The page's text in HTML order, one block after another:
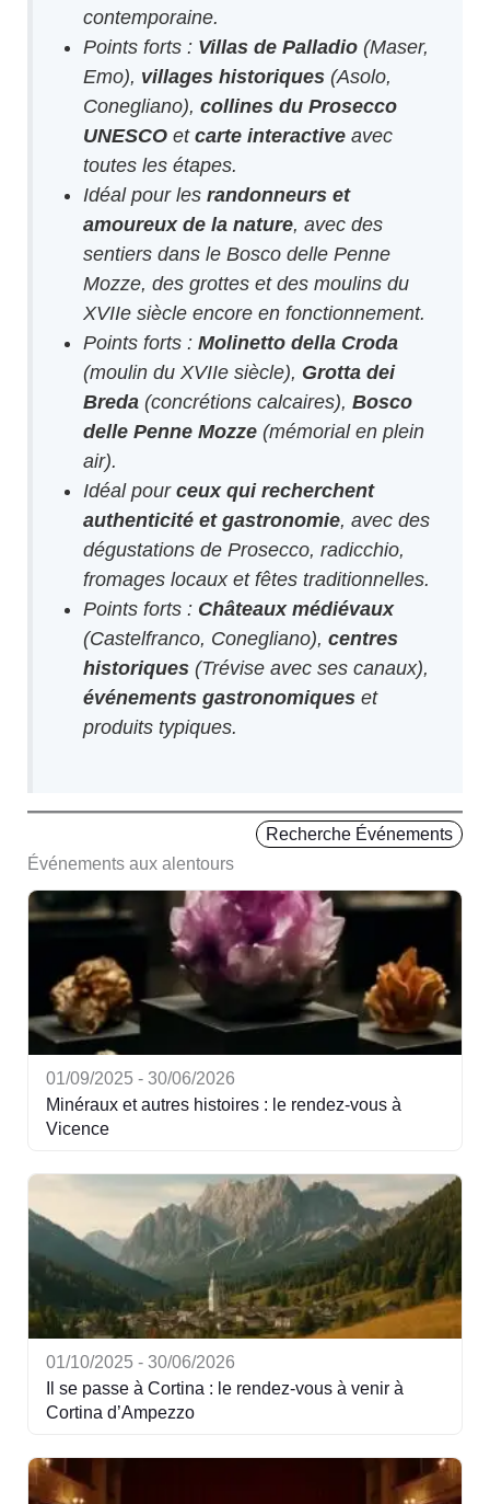
contemporaine.
Points forts : Villas de Palladio (Maser,
Emo), villages historiques (Asolo,
Conegliano),collines du Prosecco
UNESCO etcarte interactive avec
toutes les étapes.
Idéal pour lesrandonneurs et
amoureux de la nature, avec des
sentiers dans le Bosco delle Penne
Mozze, des grottes et des moulins du
XVIIe siècle encore en fonctionnement.
Points forts :Molinetto della Croda
(moulin du XVIIe siècle), Grotta dei
Breda (concrétions calcaires),Bosco
delle Penne Mozze (mémorial en plein
air).
Idéal pourceux qui recherchent
authenticité et gastronomie, avec des
dégustations de Prosecco, radicchio,
fromages locaux et fêtes traditionnelles.
Points forts : Châteaux médiévaux
(Castelfranco, Conegliano),centres
historiques (Trévise avec ses canaux),
événements gastronomiques et
produits typiques.
Événements aux alentours
Recherche Événements
01/09/2025 - 30/06/2026
Minéraux et autres histoires : le rendez-vous à
Vicence
01/10/2025 - 30/06/2026
Il se passe à Cortina : le rendez-vous à venir à
Cortina d’Ampezzo